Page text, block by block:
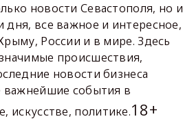
новости Севастополя, но и
дня, все важное и интересное,
России и в мире. Здесь
происшествия,
новости бизнеса
важнейшие события в
искусстве, политике.18+